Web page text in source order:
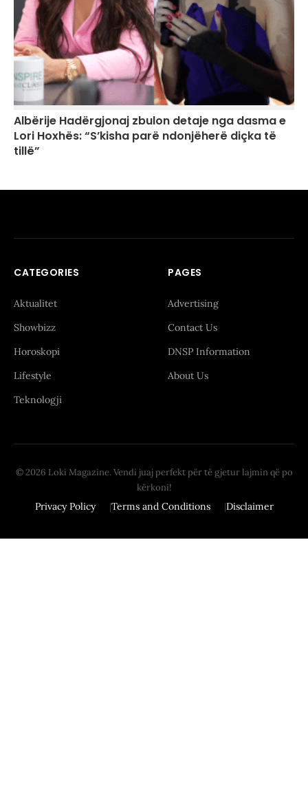
Albërije Hadërgjonaj zbulon detaje nga dasma e
Lori Hoxhës: “S’kisha parë ndonjëherë diçka të
tillë”
CATEGORIES
Aktualitet
Showbizz
Horoskopi
Lifestyle
Teknologji
PAGES
Advertising
Contact Us
DNSP Information
About Us
© 2026 Loki Magazine. Vendi juaj perfekt për të gjetur lajmin që po
kërkoni!
Privacy Policy Terms and Conditions Disclaimer